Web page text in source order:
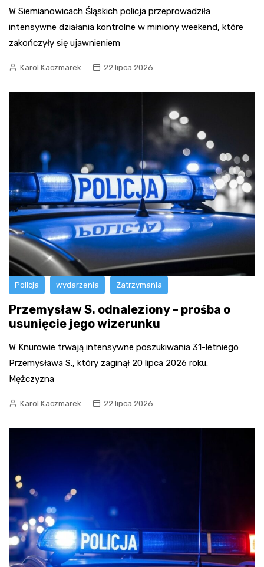
W Siemianowicach Śląskich policja przeprowadziła
intensywne działania kontrolne w miniony weekend, które
zakończyły się ujawnieniem
Karol Kaczmarek 22 lipca 2026
Policja wydarzenia Zatrzymania
Przemysław S. odnaleziony – prośba o
usunięcie jego wizerunku
W Knurowie trwają intensywne poszukiwania 31-letniego
Przemysława S., który zaginął 20 lipca 2026 roku.
Mężczyzna
Karol Kaczmarek 22 lipca 2026